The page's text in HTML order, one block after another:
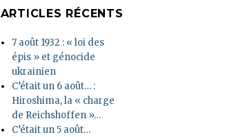
ARTICLES RÉCENTS
7 août 1932 : « loi des
épis » et génocide
ukrainien
C’était un 6 août… :
Hiroshima, la « charge
de Reichshoffen »…
C’était un 5 août…